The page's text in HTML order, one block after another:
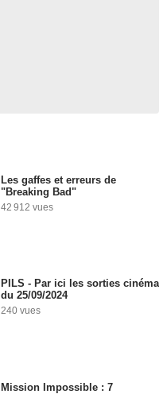
Les gaffes et erreurs de
"Breaking Bad"
42 912 vues
PILS - Par ici les sorties cinéma
du 25/09/2024
240 vues
Mission Impossible : 7